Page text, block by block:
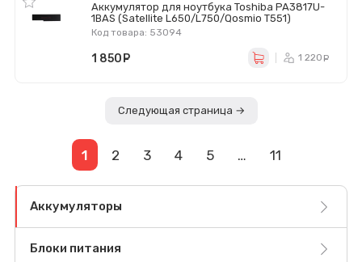
Аккумулятор для ноутбука Toshiba PA3817U-
1BAS (Satellite L650/L750/Qosmio T551)
Код товара: 53094
1 850 1 220
Следующая страница →
1 2 3 4 5 … 11
Аккумуляторы
Блоки питания